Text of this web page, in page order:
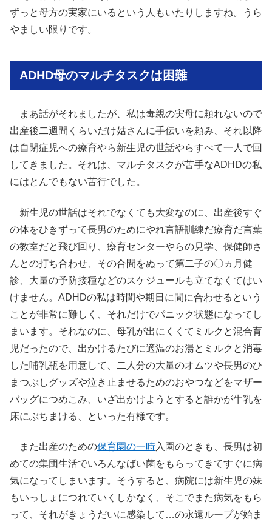
ずっと母方の実家にいるという人もいたりしますね。うら
やましい限りです。
ADHD母のマルチタスクは困難
まあ話がそれましたが、私は毒親の実母に頼れないので
出産後二週間くらいだけ姑さんに手伝いを頼み、それ以降
は自閉症児への療育やら新生児の世話やらすべて一人で回
してきました。それは、マルチタスクが苦手なADHDの私
にはとんでもない苦行でした。
新生児の世話はそれでなくても大変なのに、出産後すぐ
の体をひきずって長男のためにやれ言語訓練だ療育だ言葉
の教室だと飛び回り、療育センターやらの見学、保健師さ
んとの打ち合わせ、その合間をぬって第二子の〇ヵ月健
診、大量の予防接種などのスケジュールも立てなくてはい
けません。ADHDの私は時間や期日に間に合わせるという
ことが非常に難しく、それだけでパニック状態になってし
まいます。それなのに、母乳が出にくくてミルクと混合育
児だったので、出かけるたびに適温のお湯とミルクと消毒
した哺乳瓶を用意して、二人分の大量のオムツや長男のひ
まつぶしグッズや泣き止ませるためのおやつなどをマザー
バッグにつめこみ、いざ出かけようとすると誰かが牛乳を
床にぶちまける、といった有様です。
また出産のための保育園の一時入園のときも、長男は初
めての集団生活でいろんなばい菌をもらってきてすぐに病
気になってしまいます。そうすると、病院には新生児の妹
もいっしょにつれていくしかなく、そこでまた病気をもら
って、それがきょうだいに感染して…の永遠ループが始ま